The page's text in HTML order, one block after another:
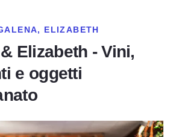
ELIZABETH
Elizabeth - Vini,
e oggetti